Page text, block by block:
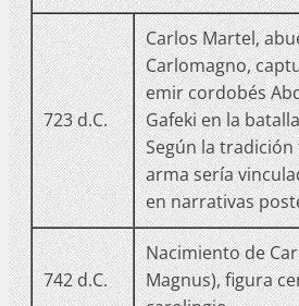
723 d.C.
Carlos Martel,
Carlomagno,
emir cordobés
Gafeki en la
Según la
arma sería
en narrativas
742 d.C.
Nacimiento de
Magnus), figura